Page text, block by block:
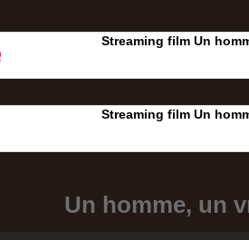
Streaming film Un
Streaming film Un
Un homme, un